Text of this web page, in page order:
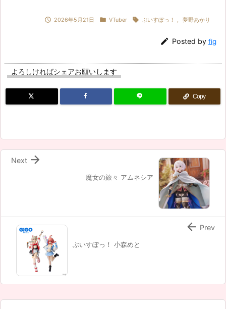
 2026年5月21日  VTuber  ぶいすぽっ！ 夢野あかり
 Posted by fig
よろしければシェアお願いします
Copy
魔女の旅々 アムネシア

Next
ぶいすぽっ！ 小森めと
 Prev